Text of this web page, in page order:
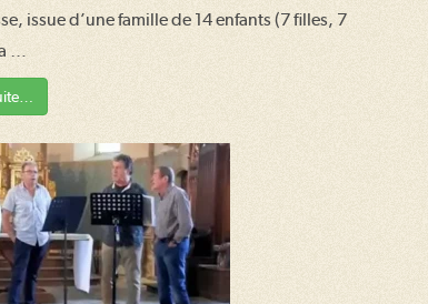
issue d’une famille de 14 enfants (7 filles, 7
…